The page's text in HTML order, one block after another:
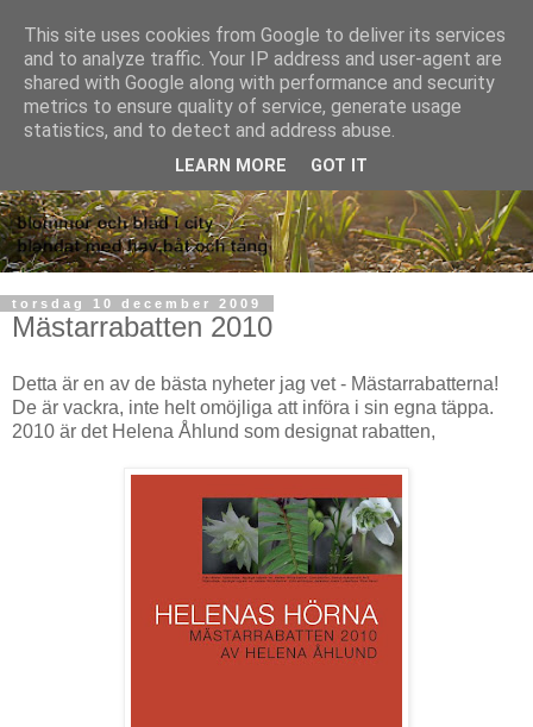
torsdag 10 december 2009
Mästarrabatten 2010
Detta är en av de bästa nyheter jag vet - Mästarrabatterna!
De är vackra, inte helt omöjliga att införa i sin egna täppa.
2010 är det Helena Åhlund som designat rabatten,
This site uses cookies from Google to deliver its services
and to analyze traffic. Your IP address and user-agent are
shared with Google along with performance and security
metrics to ensure quality of service, generate usage
statistics, and to detect and address abuse.
LEARN MORE GOT IT